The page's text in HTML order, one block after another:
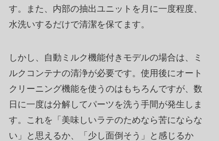
す。また、内部の抽出ユニットを月に一度程度、
水洗いするだけで清潔を保てます。
しかし、自動ミルク機能付きモデルの場合は、ミ
ルクコンテナの清浄が必要です。使用後にオート
クリーニング機能を使うのはもちろんですが、数
日に一度は分解してパーツを洗う手間が発生しま
す。これを「美味しいラテのためなら苦にならな
い」と思えるか、「少し面倒そう」と感じるか